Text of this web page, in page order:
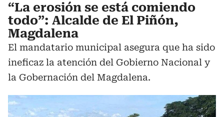
“La erosión se está comiendo
todo”: Alcalde de El Piñón,
Magdalena
El mandatario municipal asegura que ha sido
ineficaz la atención del Gobierno Nacional y
la Gobernación del Magdalena.